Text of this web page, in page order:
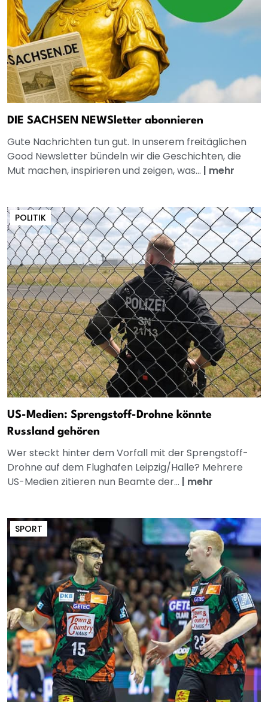
DIE SACHSEN NEWSletter abonnieren
Gute Nachrichten tun gut. In unserem freitäglichen
Good Newsletter bündeln wir die Geschichten, die
Mut machen, inspirieren und zeigen, was... | mehr
POLITIK
US-Medien: Sprengstoff-Drohne könnte
Russland gehören
Wer steckt hinter dem Vorfall mit der Sprengstoff-
Drohne auf dem Flughafen Leipzig/Halle? Mehrere
US-Medien zitieren nun Beamte der... | mehr
SPORT